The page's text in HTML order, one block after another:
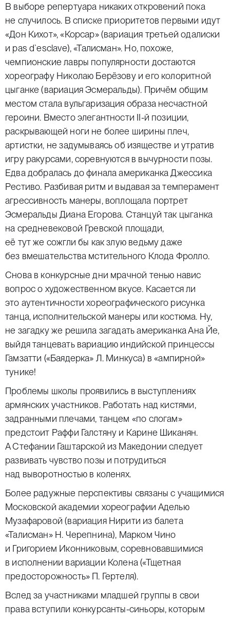
В выборе репертуара никаких откровений пока
не случилось. В списке приоритетов первыми идут
«Дон Кихот», «Корсар» (вариация третьей одалиски
и pas d`esclave), «Талисман». Но, похоже,
чемпионские лавры популярности достаются
хореографу Николаю Берёзову и его колоритной
цыганке (вариация Эсмеральды). Причём общим
местом стала вульгаризация образа несчастной
героини. Вместо элегантности II-й позиции,
раскрывающей ноги не более ширины плеч,
артистки, не задумываясь об изяществе и утратив
игру ракурсами, соревнуются в вычурности позы.
Едва добралась до финала американка Джессика
Рестиво. Разбивая ритм и выдавая за темперамент
агрессивность манеры, воплощала портрет
Эсмеральды Диана Егорова. Станцуй так цыганка
на средневековой Гревской площади,
её тут же сожгли бы как злую ведьму даже
без вмешательства мстительного Клода Фролло.
Снова в конкурсные дни мрачной тенью навис
вопрос о художественном вкусе. Касается ли
это аутентичности хореографического рисунка
танца, исполнительской манеры или костюма. Ну,
не загадку же решила загадать американка Ана Йе,
выйдя танцевать вариацию индийской принцессы
Гамзатти («Баядерка» Л. Минкуса) в «ампирной»
тунике!
Проблемы школы проявились в выступлениях
армянских участников. Работать над кистями,
задранными плечами, танцем «по слогам»
предстоит Раффи Галстяну и Карине Шиканян.
А Стефании Гаштарской из Македонии следует
развивать чувство позы и потрудиться
над выворотностью в коленях.
Более радужные перспективы связаны с учащимися
Московской академии хореографии Аделью
Музафаровой (вариация Нирити из балета
«Талисман» Н. Черепнина), Марком Чино
и Григорием Иконниковым, соревновавшимися
в исполнении вариации Колена («Тщетная
предосторожность» П. Гертеля).
Вслед за участниками младшей группы в свои
права вступили конкурсанты-синьоры, которым